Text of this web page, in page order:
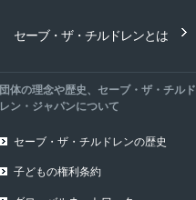
セーブ・ザ・チルドレンとは
団体の理念や歴史、セーブ・ザ・チルド
レン・ジャパンについて
セーブ・ザ・チルドレンの歴史
子どもの権利条約